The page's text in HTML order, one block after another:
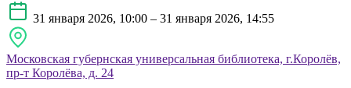
31 января 2026, 10:00 – 31 января 2026, 14:55
Московская губернская универсальная библиотека, г.Королёв,
пр-т Королёва, д. 24